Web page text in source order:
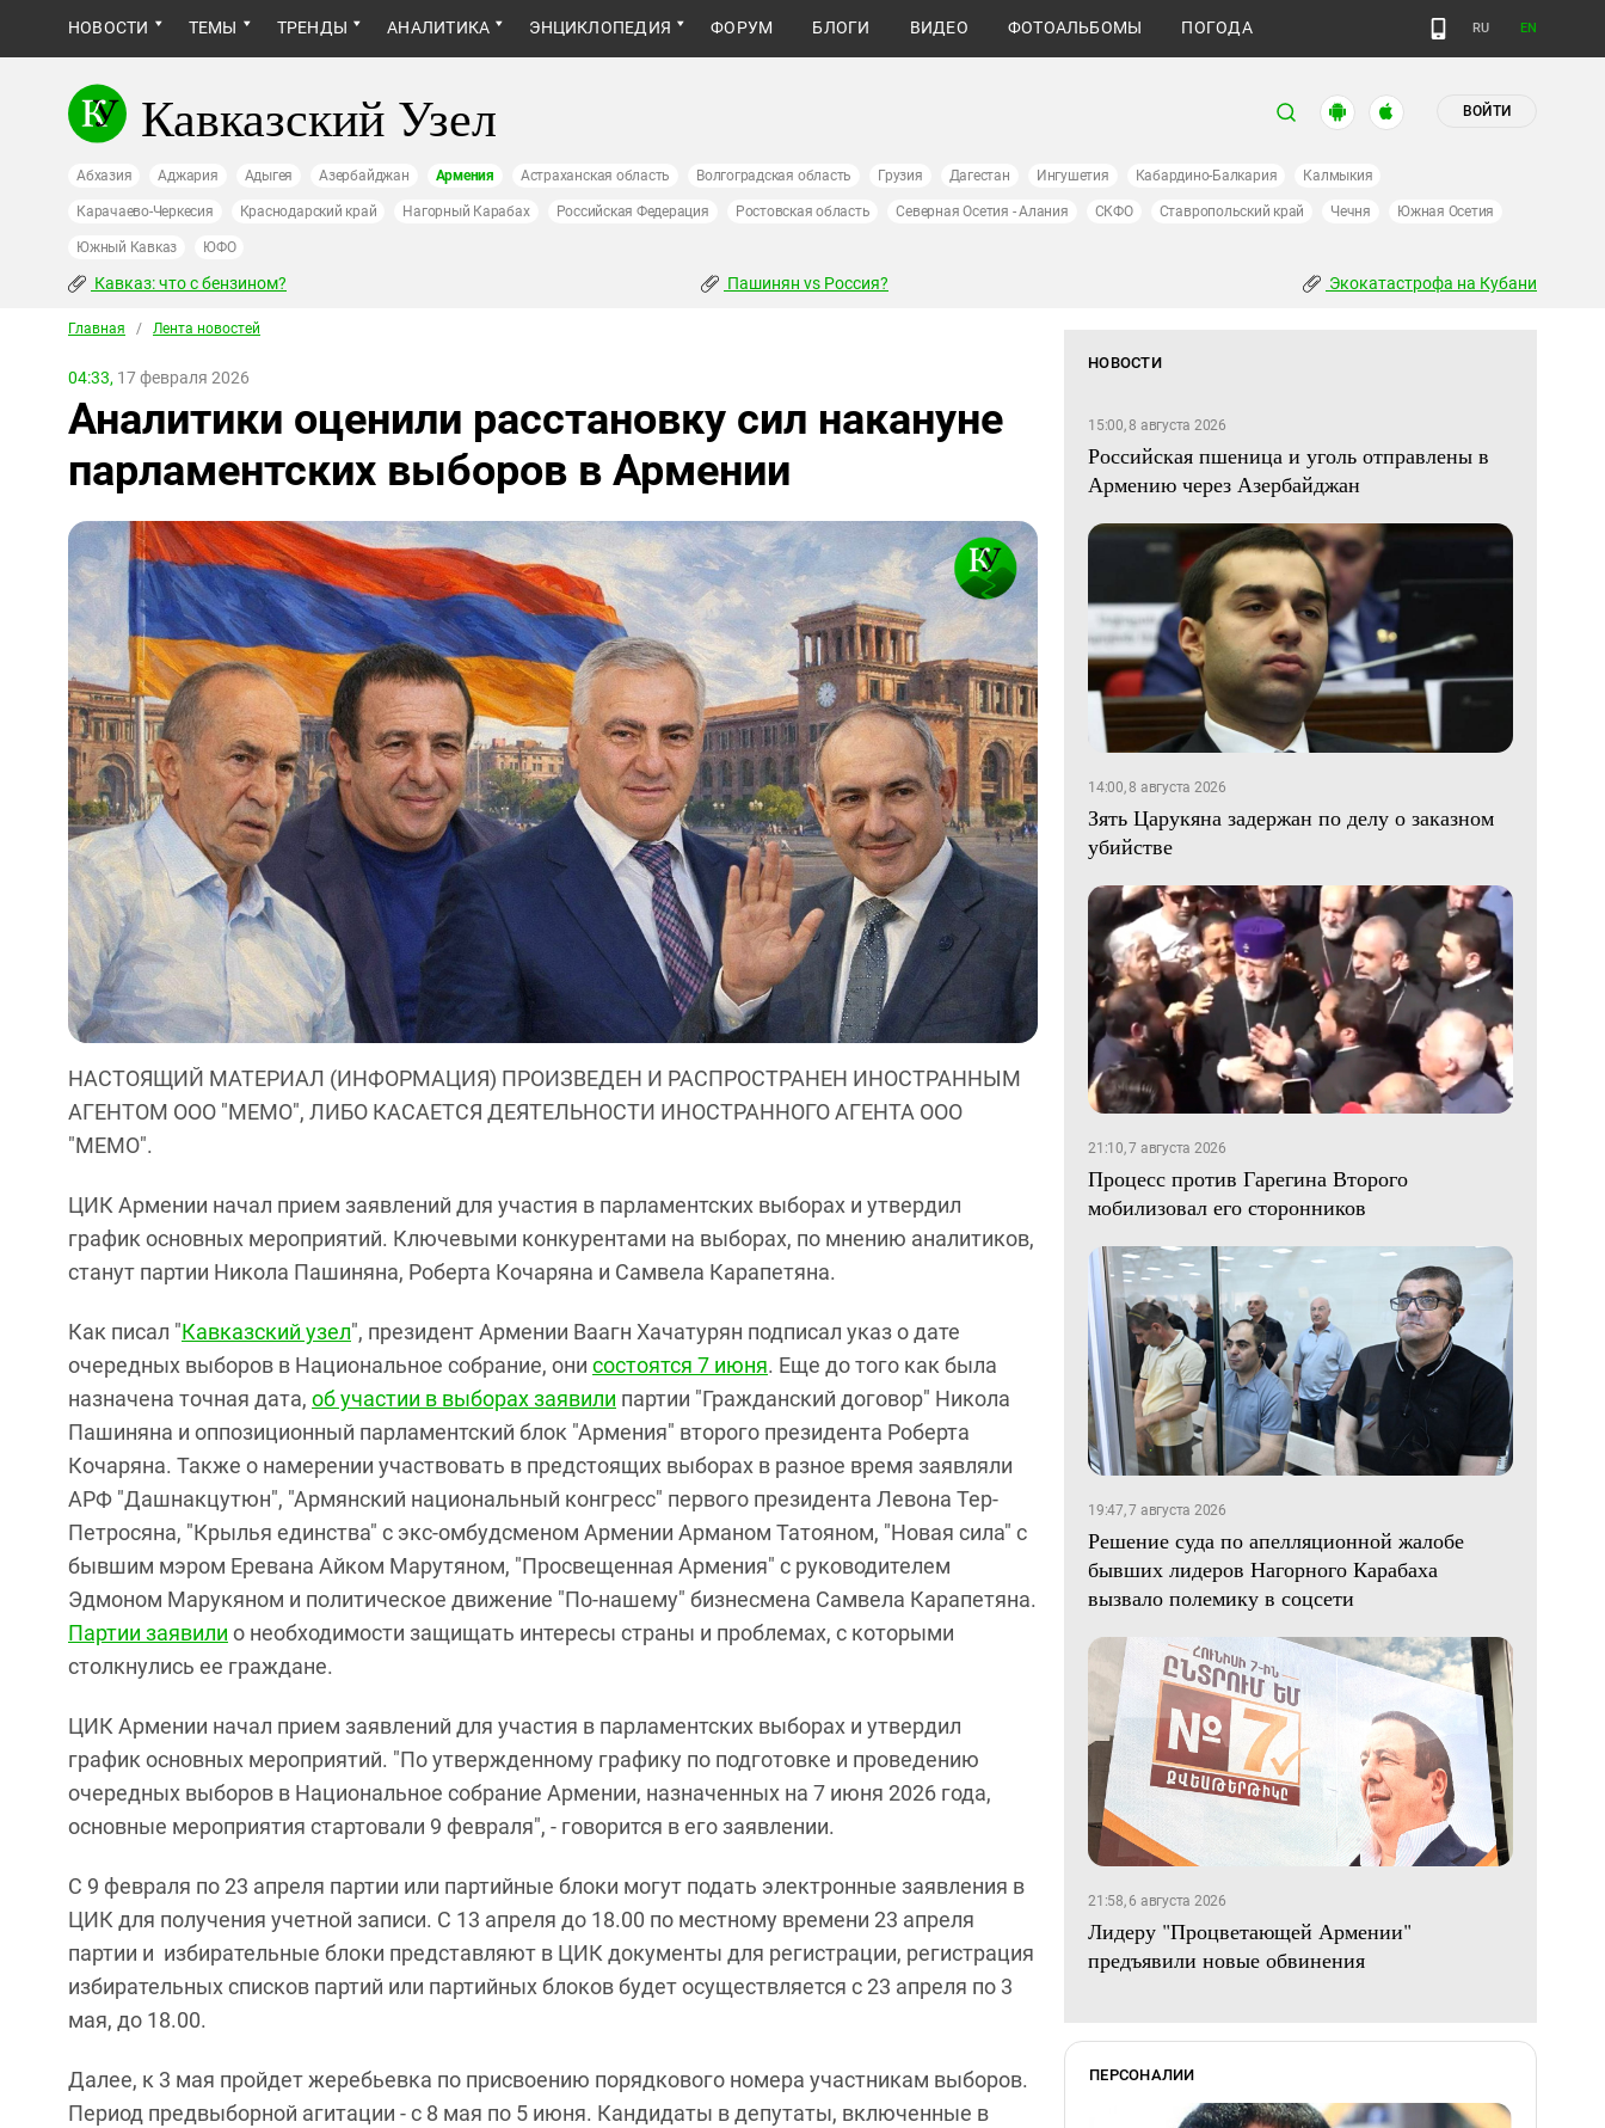
НОВОСТИ ТЕМЫ ТРЕНДЫ АНАЛИТИКА ЭНЦИКЛОПЕДИЯ ФОРУМ БЛОГИ ВИДЕО ФОТОАЛЬБОМЫ ПОГОДА RU EN
Кавказский Узел ВОЙТИ
Абхазия Аджария Адыгея Азербайджан Армения Астраханская область Волгоградская область Грузия Дагестан Ингушетия Кабардино-Балкария Калмыкия
Карачаево-Черкесия Краснодарский край Нагорный Карабах Российская Федерация Ростовская область Северная Осетия - Алания СКФО Ставропольский край Чечня Южная Осетия
Южный Кавказ ЮФО
Кавказ: что с бензином? Пашинян vs Россия? Экокатастрофа на Кубани
Главная / Лента новостей
04:33, 17 февраля 2026
Аналитики оценили расстановку сил накануне
парламентских выборов в Армении
НАСТОЯЩИЙ МАТЕРИАЛ (ИНФОРМАЦИЯ) ПРОИЗВЕДЕН И РАСПРОСТРАНЕН ИНОСТРАННЫМ
АГЕНТОМ ООО "МЕМО", ЛИБО КАСАЕТСЯ ДЕЯТЕЛЬНОСТИ ИНОСТРАННОГО АГЕНТА ООО
"МЕМО".
ЦИК Армении начал прием заявлений для участия в парламентских выборах и утвердил
график основных мероприятий. Ключевыми конкурентами на выборах, по мнению аналитиков,
станут партии Никола Пашиняна, Роберта Кочаряна и Самвела Карапетяна.
Как писал "Кавказский узел", президент Армении Ваагн Хачатурян подписал указ о дате
очередных выборов в Национальное собрание, они состоятся 7 июня. Еще до того как была
назначена точная дата, об участии в выборах заявили партии "Гражданский договор" Никола
Пашиняна и оппозиционный парламентский блок "Армения" второго президента Роберта
Кочаряна. Также о намерении участвовать в предстоящих выборах в разное время заявляли
АРФ "Дашнакцутюн", "Армянский национальный конгресс" первого президента Левона Тер-
Петросяна, "Крылья единства" с экс-омбудсменом Армении Арманом Татояном, "Новая сила" с
бывшим мэром Еревана Айком Марутяном, "Просвещенная Армения" с руководителем
Эдмоном Марукяном и политическое движение "По-нашему" бизнесмена Самвела Карапетяна.
Партии заявили о необходимости защищать интересы страны и проблемах, с которыми
столкнулись ее граждане.
ЦИК Армении начал прием заявлений для участия в парламентских выборах и утвердил
график основных мероприятий. "По утвержденному графику по подготовке и проведению
очередных выборов в Национальное собрание Армении, назначенных на 7 июня 2026 года,
основные мероприятия стартовали 9 февраля", - говорится в его заявлении.
С 9 февраля по 23 апреля партии или партийные блоки могут подать электронные заявления в
ЦИК для получения учетной записи. С 13 апреля до 18.00 по местному времени 23 апреля
партии и избирательные блоки представляют в ЦИК документы для регистрации, регистрация
избирательных списков партий или партийных блоков будет осуществляется с 23 апреля по 3
мая, до 18.00.
Далее, к 3 мая пройдет жеребьевка по присвоению порядкового номера участникам выборов.
Период предвыборной агитации - с 8 мая по 5 июня. Кандидаты в депутаты, включенные в
НОВОСТИ
15:00, 8 августа 2026
Российская пшеница и уголь отправлены в
Армению через Азербайджан
14:00, 8 августа 2026
Зять Царукяна задержан по делу о заказном
убийстве
21:10, 7 августа 2026
Процесс против Гарегина Второго
мобилизовал его сторонников
19:47, 7 августа 2026
Решение суда по апелляционной жалобе
бывших лидеров Нагорного Карабаха
вызвало полемику в соцсети
21:58, 6 августа 2026
Лидеру "Процветающей Армении"
предъявили новые обвинения
ПЕРСОНАЛИИ